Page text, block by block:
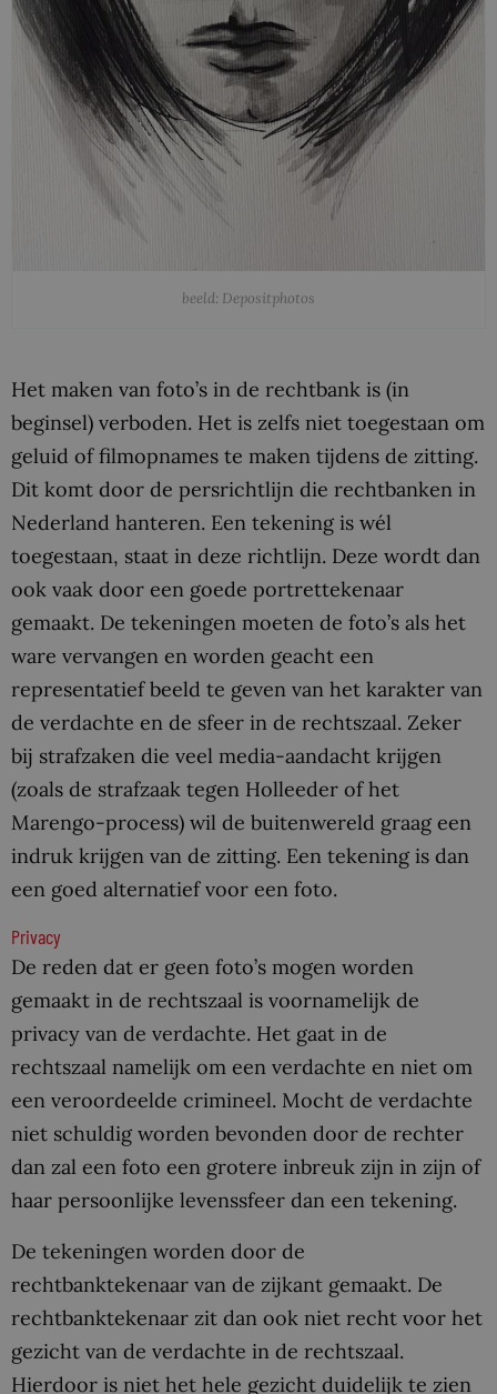
beeld: Depositphotos
Het maken van foto’s in de rechtbank is (in
beginsel) verboden. Het is zelfs niet toegestaan om
geluid of filmopnames te maken tijdens de zitting.
Dit komt door de persrichtlijn die rechtbanken in
Nederland hanteren. Een tekening is wél
toegestaan, staat in deze richtlijn. Deze wordt dan
ook vaak door een goede portrettekenaar
gemaakt. De tekeningen moeten de foto’s als het
ware vervangen en worden geacht een
representatief beeld te geven van het karakter van
de verdachte en de sfeer in de rechtszaal. Zeker
bij strafzaken die veel media-aandacht krijgen
(zoals de strafzaak tegen Holleeder of het
Marengo-process) wil de buitenwereld graag een
indruk krijgen van de zitting. Een tekening is dan
een goed alternatief voor een foto.
Privacy
De reden dat er geen foto’s mogen worden
gemaakt in de rechtszaal is voornamelijk de
privacy van de verdachte. Het gaat in de
rechtszaal namelijk om een verdachte en niet om
een veroordeelde crimineel. Mocht de verdachte
niet schuldig worden bevonden door de rechter
dan zal een foto een grotere inbreuk zijn in zijn of
haar persoonlijke levenssfeer dan een tekening.
De tekeningen worden door de
rechtbanktekenaar van de zijkant gemaakt. De
rechtbanktekenaar zit dan ook niet recht voor het
gezicht van de verdachte in de rechtszaal.
Hierdoor is niet het hele gezicht duidelijk te zien